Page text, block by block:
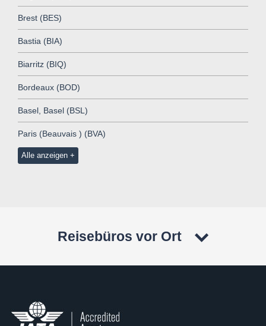
Brest (BES)
Bastia (BIA)
Biarritz (BIQ)
Bordeaux (BOD)
Basel, Basel (BSL)
Paris (Beauvais ) (BVA)
Alle anzeigen
Reisebüros vor Ort